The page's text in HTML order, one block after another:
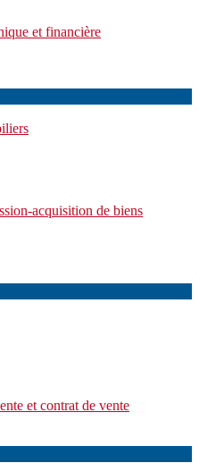
et financière
acquisition de biens
et contrat de vente